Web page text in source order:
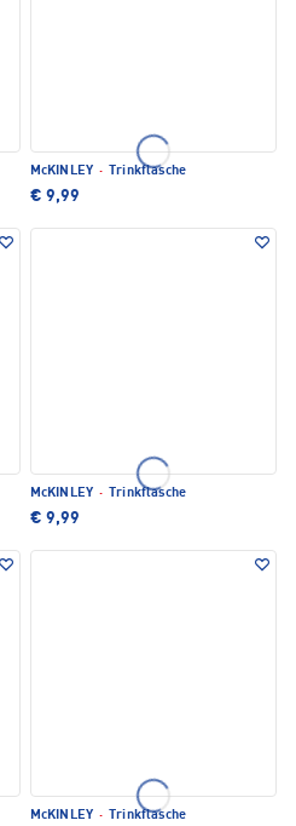
McKINLEY · Trinkflasche
€ 9,99
McKINLEY · Trinkflasche
€ 9,99
McKINLEY · Trinkflasche